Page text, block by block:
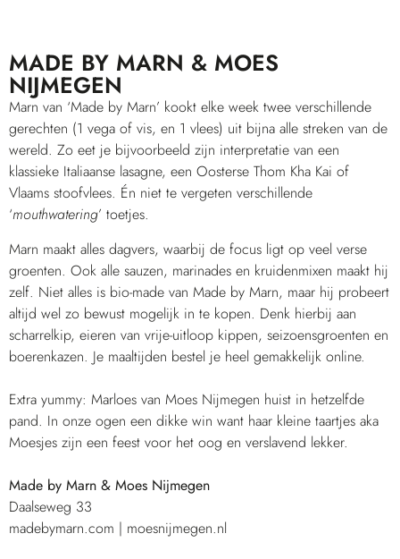
MADE BY MARN & MOES
NIJMEGEN
Marn van ‘Made by Marn’ kookt elke week twee verschillende
gerechten (1 vega of vis, en 1 vlees) uit bijna alle streken van de
wereld. Zo eet je bijvoorbeeld zijn interpretatie van een
klassieke Italiaanse lasagne, een Oosterse Thom Kha Kai of
Vlaams stoofvlees. Én niet te vergeten verschillende
‘mouthwatering’ toetjes.
Marn maakt alles dagvers, waarbij de focus ligt op veel verse
groenten. Ook alle sauzen, marinades en kruidenmixen maakt hij
zelf. Niet alles is bio-made van Made by Marn, maar hij probeert
altijd wel zo bewust mogelijk in te kopen. Denk hierbij aan
scharrelkip, eieren van vrije-uitloop kippen, seizoensgroenten en
boerenkazen. Je maaltijden bestel je heel gemakkelijk online.
Extra yummy: Marloes van Moes Nijmegen huist in hetzelfde
pand. In onze ogen een dikke win want haar kleine taartjes aka
Moesjes zijn een feest voor het oog en verslavend lekker.
Made by Marn & Moes Nijmegen
Daalseweg 33
madebymarn.com | moesnijmegen.nl